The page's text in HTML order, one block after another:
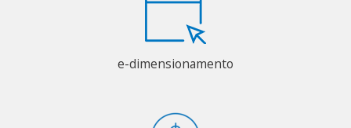
e-dimensionamento